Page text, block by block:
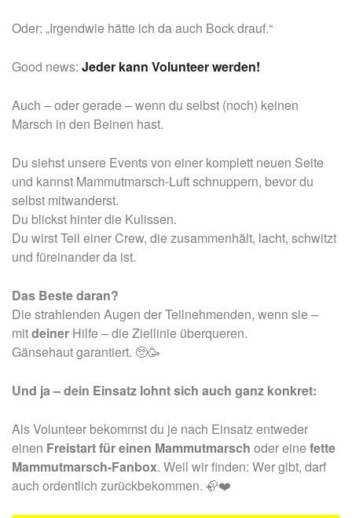
Oder: „Irgendwie hätte ich da auch Bock drauf.“
Good news: Jeder kann Volunteer werden!
Auch – oder gerade – wenn du selbst (noch) keinen
Marsch in den Beinen hast.
Du siehst unsere Events von einer komplett neuen Seite
und kannst Mammutmarsch-Luft schnuppern, bevor du
selbst mitwanderst.
Du blickst hinter die Kulissen.
Du wirst Teil einer Crew, die zusammenhält, lacht, schwitzt
und füreinander da ist.
Das Beste daran?
Die strahlenden Augen der Teilnehmenden, wenn sie –
mitdeiner Hilfe – die Ziellinie überqueren.
Gänsehaut garantiert. 🥺🥳
Und ja – dein Einsatz lohnt sich auch ganz konkret:
Als Volunteer bekommst du je nach Einsatz entweder
einen Freistart für einen Mammutmarsch oder eine fette
Mammutmarsch-Fanbox. Weil wir finden: Wer gibt, darf
auch ordentlich zurückbekommen. 🦣❤️